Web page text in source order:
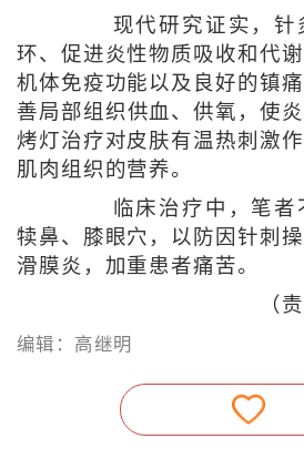
现代研究证实，针
环、促进炎性物质吸收和代
机体免疫功能以及良好的镇
善局部组织供血、供氧，使
烤灯治疗对皮肤有温热刺激
肌肉组织的营养。
临床治疗中，笔者
犊鼻、膝眼穴，以防因针刺
滑膜炎，加重患者痛苦。
（
编辑：高继明